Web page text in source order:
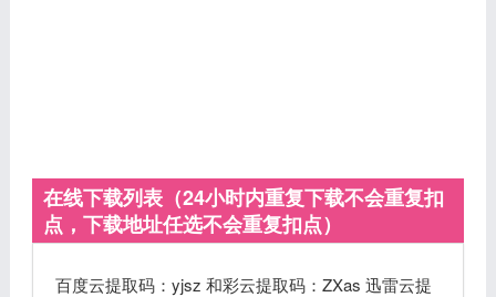
在线下载列表（24小时内重复下载不会重复扣
点，下载地址任选不会重复扣点）
百度云提取码：yjsz 和彩云提取码：ZXas 迅雷云提